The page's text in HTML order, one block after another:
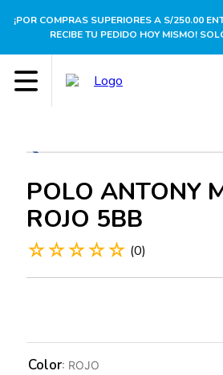
¡POR COMPRAS SUPERIORES A S/250.00
RECIBE TU PEDIDO HOY MISMO!
POLO ANTONY
ROJO 5BB
☆☆☆☆☆ (0)
Color: ROJO